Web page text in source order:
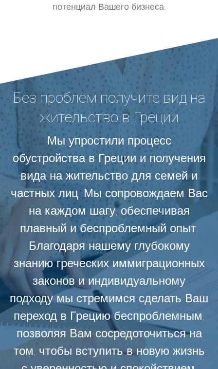
потенциал Вашего бизнеса.
Без проблем получите вид на
жительство в Греции
Мы упростили процесс
обустройства в Греции и получения
вида на жительство для семей и
частных лиц. Мы сопровождаем Вас
на каждом шагу, обеспечивая
плавный и беспроблемный опыт.
Благодаря нашему глубокому
знанию греческих иммиграционных
законов и индивидуальному
подходу мы стремимся сделать Ваш
переход в Грецию беспроблемным,
позволяя Вам сосредоточиться на
том, чтобы вступить в новую жизнь